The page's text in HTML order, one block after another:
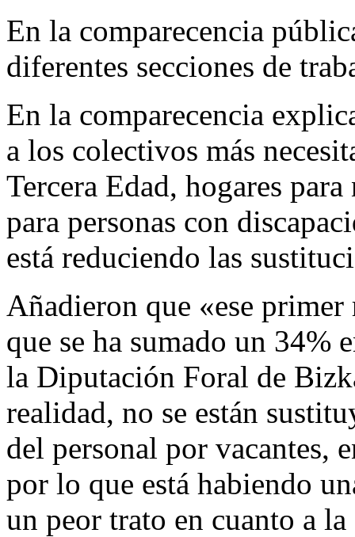
En la comparecencia
diferentes secciones de
En la comparecencia
a los colectivos más
Tercera Edad, hogares
para personas con
está reduciendo las
Añadieron que «ese
que se ha sumado un 34%
la Diputación Foral de
realidad, no se están
del personal por vacantes,
por lo que está habiendo
un peor trato en cuanto a